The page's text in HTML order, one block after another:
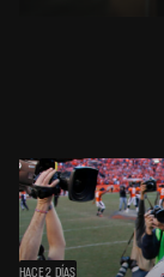
HACE 2 DÍAS